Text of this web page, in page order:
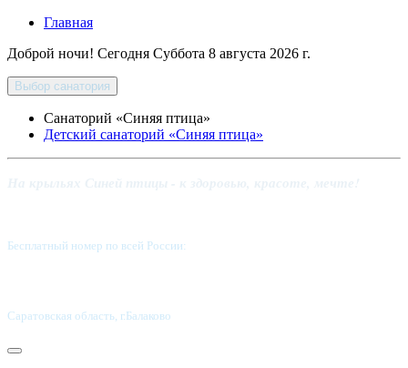
Главная
Доброй ночи! Сегодня Суббота 8 августа 2026 г.
Выбор санатория
Санаторий «Синяя птица»
Детский санаторий «Синяя птица»
Бесплатный номер по всей России:
Саратовская область, г.Балаково